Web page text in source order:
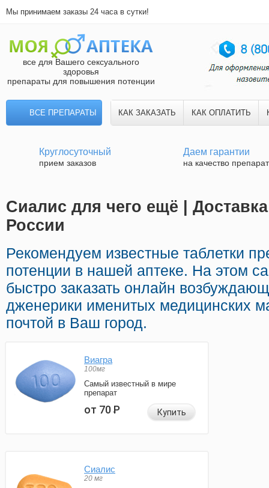
Мы принимаем заказы 24 часа в сутки!
все для Вашего сексуального
здоровья
препараты для повышения потенции
ВСЕ ПРЕПАРАТЫ КАК ЗАКАЗАТЬ КАК ОПЛАТИТЬ
Круглосуточный
прием заказов
Даем гарантии
на качество
Сиалис для чего ещё |
России
Рекомендуем известные таблетки
потенции в нашей аптеке. На этом
быстро заказать онлайн
дженерики именитых медицинских
почтой в Ваш город.
Виагра
100мг
Самый известный в мире
препарат
от 70Р Купить
Сиалис
20 мг